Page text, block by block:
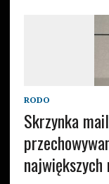
RODO
Skrzynka